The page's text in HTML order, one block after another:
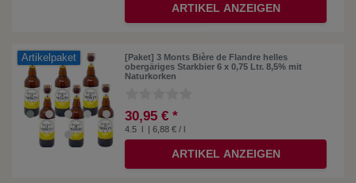
ARTIKEL ANZEIGEN
Artikelpaket
[Paket] 3 Monts Bière de Flandre helles
obergäriges Starkbier 6 x 0,75 Ltr. 8,5% mit
Naturkorken
30,95 € *
4.5 l | 6,88 € / l
ARTIKEL ANZEIGEN